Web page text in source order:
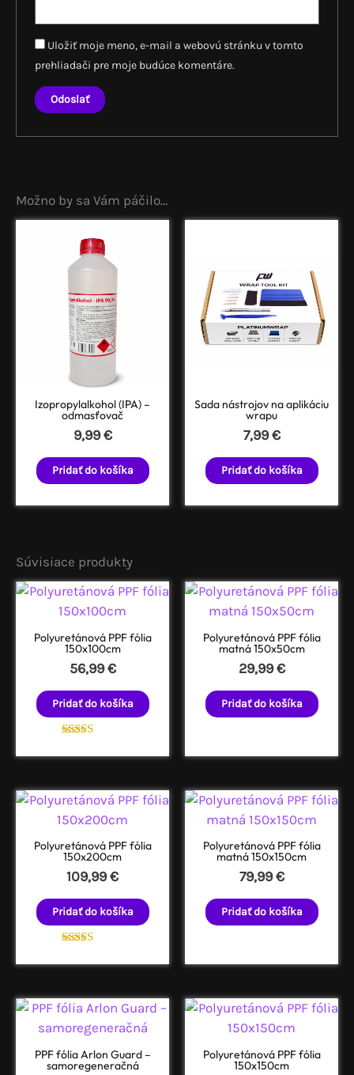
Uložiť moje meno, e-mail a webovú stránku v tomto
prehliadači pre moje budúce komentáre.
Možno by sa Vám páčilo…
Izopropylalkohol (IPA) –
odmasťovač
9,99€
Pridať do košíka
Sada nástrojov na aplikáciu
wrapu
7,99€
Pridať do košíka
Súvisiace produkty
Polyuretánová PPF fólia
150x100cm
56,99€
Pridať do košíka
5.00
Polyuretánová PPF fólia
matná 150x50cm
29,99€
Pridať do košíka
Polyuretánová PPF fólia
150x200cm
109,99€
Pridať do košíka
5.00
Polyuretánová PPF fólia
matná 150x150cm
79,99€
Pridať do košíka
PPF fólia Arlon Guard –
samoregeneračná
Polyuretánová PPF fólia
150x150cm